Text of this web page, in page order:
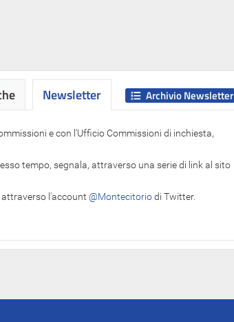
Newsletter
Newsletter
e con l'Ufficio Commissioni di inchiesta,
tempo, segnala, attraverso una serie di link al sito
attraverso l'account @Montecitoriodi Twitter.
Archivio Newsletter